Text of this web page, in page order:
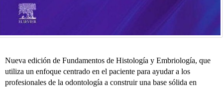
Nueva edición de Fundamentos de Histología y Embriología, que
utiliza un enfoque centrado en el paciente para ayudar a los
profesionales de la odontología a construir una base sólida en